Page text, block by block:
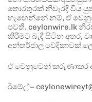
තොරතුරක් නිවැරදි විය
හැඟෙන්නේ නම්, ඒ
පවතී. ceylonwire.lk
කිරීමට බැඳී සිටින අතර,
අන්තර්ජාල වේදිකාවක්
ඒ වෙනුවෙන් කරුණාකර
ඊමේල් –